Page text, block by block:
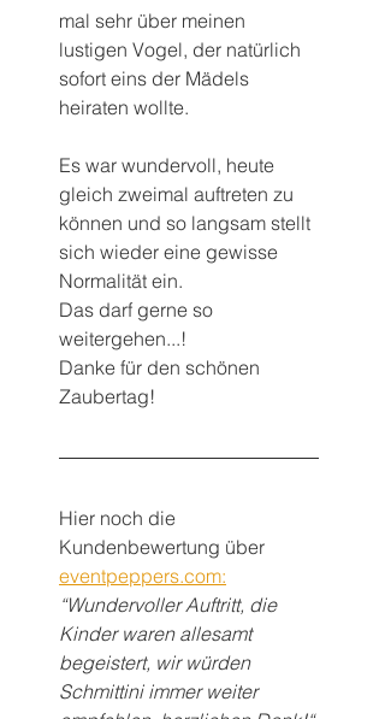
mal sehr über meinen
lustigen Vogel, der natürlich
sofort eins der Mädels
heiraten wollte.
Es war wundervoll, heute
gleich zweimal auftreten zu
können und so langsam stellt
sich wieder eine gewisse
Normalität ein.
Das darf gerne so
weitergehen...!
Danke für den schönen
Zaubertag!
Hier noch die
Kundenbewertung über
eventpeppers.com:
“Wundervoller Auftritt, die
Kinder waren allesamt
begeistert, wir würden
Schmittini immer weiter